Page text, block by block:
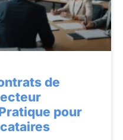
de
pour